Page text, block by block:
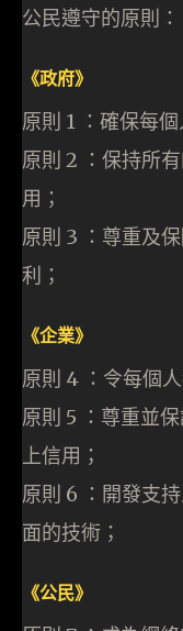
公民遵守的原則：
《政府》
原則 1 ：確保每
原則 2 ：保持所
用；
原則 3 ：尊重及
利；
《企業》
原則 4 ：令每個
原則 5 ：尊重並
上信用；
原則 6 ：開發支
面的技術；
《公民》